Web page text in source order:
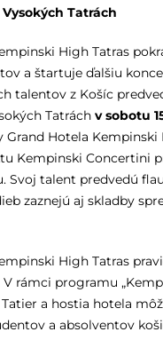
Tatrách
High Tatras
a štartuje ďalšiu
talentov z Košíc
Tatrách v sobotu
Grand Hotela Kempinski
Kempinski Concertini
Svoj talent predvedú
zaznejú aj skladby
High Tatras
rámci programu
a hostia hotela
a absolventov